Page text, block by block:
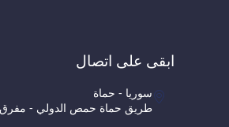
ابقى على اتصال
سوريا - حماة
طريق حماة حمص الدولي -